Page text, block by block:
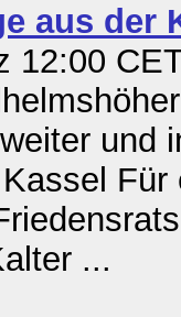
aus der
12:00
und
...